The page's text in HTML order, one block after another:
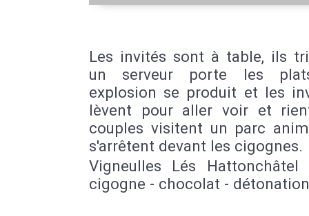
Les invités sont à table, ils
un serveur porte les
explosion se produit et les
lèvent pour aller voir et
couples visitent un parc
s'arrêtent devant les cigognes.
Vigneulles Lés
cigogne - chocolat - détonation